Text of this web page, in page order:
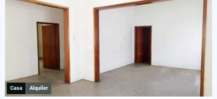
Casa Alquiler